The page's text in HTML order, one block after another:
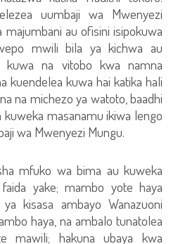
uumbaji wa Mwenyezi
majumbani au ofisini isipokuwa
mwili bila ya kichwa au
na vitobo kwa namna
kuendelea kuwa hai katika hali
na michezo ya watoto, baadhi
kuweka masanamu ikiwa lengo
wa Mwenyezi Mungu.
mfuko wa bima au kuweka
yake; mambo yote haya
kisasa ambayo Wanazuoni
haya, na ambalo tunatolea
mawili; hakuna ubaya kwa